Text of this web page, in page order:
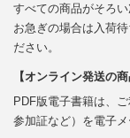
すべての商品がそろい
お急ぎの場合は入荷
ださい。
【オンライン発送の商
PDF版電子書籍は、
参加証など）を電子メ